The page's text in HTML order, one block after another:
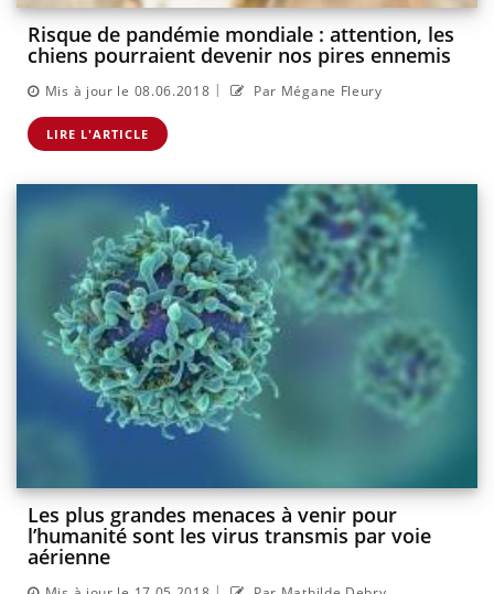
Risque de pandémie mondiale : attention, les
chiens pourraient devenir nos pires ennemis
Mis à jour le 08.06.2018 | Par Mégane Fleury
LIRE L'ARTICLE
Les plus grandes menaces à venir pour
l’humanité sont les virus transmis par voie
aérienne